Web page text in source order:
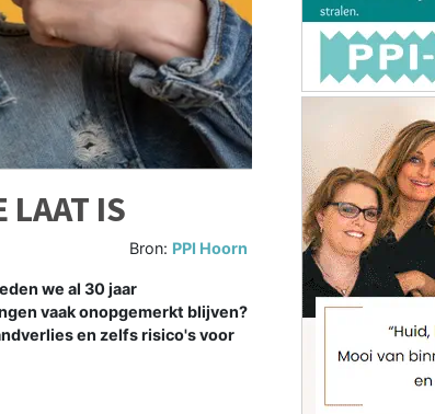
LAAT IS
Bron: PPI Hoorn
we al 30 jaar
vaak onopgemerkt blijven?
en zelfs risico's voor